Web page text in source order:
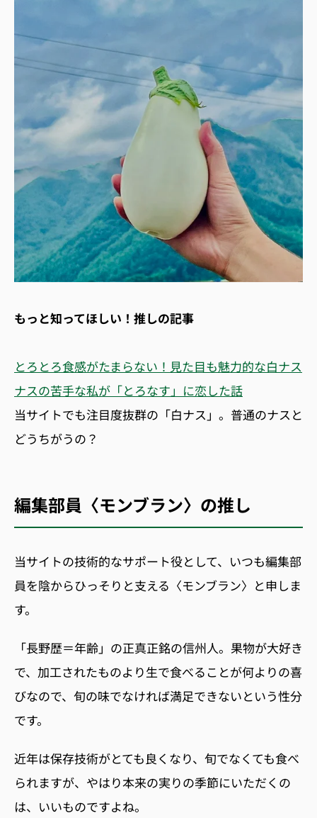
もっと知ってほしい！推しの記事
とろとろ食感がたまらない！見た目も魅力的な白ナス
ナスの苦手な私が「とろなす」に恋した話
当サイトでも注目度抜群の「白ナス」。普通のナスと
どうちがうの？
編集部員〈モンブラン〉の推し
当サイトの技術的なサポート役として、いつも編集部
員を陰からひっそりと支える〈モンブラン〉と申しま
す。
「長野歴＝年齢」の正真正銘の信州人。果物が大好き
で、加工されたものより生で食べることが何よりの喜
びなので、旬の味でなければ満足できないという性分
です。
近年は保存技術がとても良くなり、旬でなくても食べ
られますが、やはり本来の実りの季節にいただくの
は、いいものですよね。